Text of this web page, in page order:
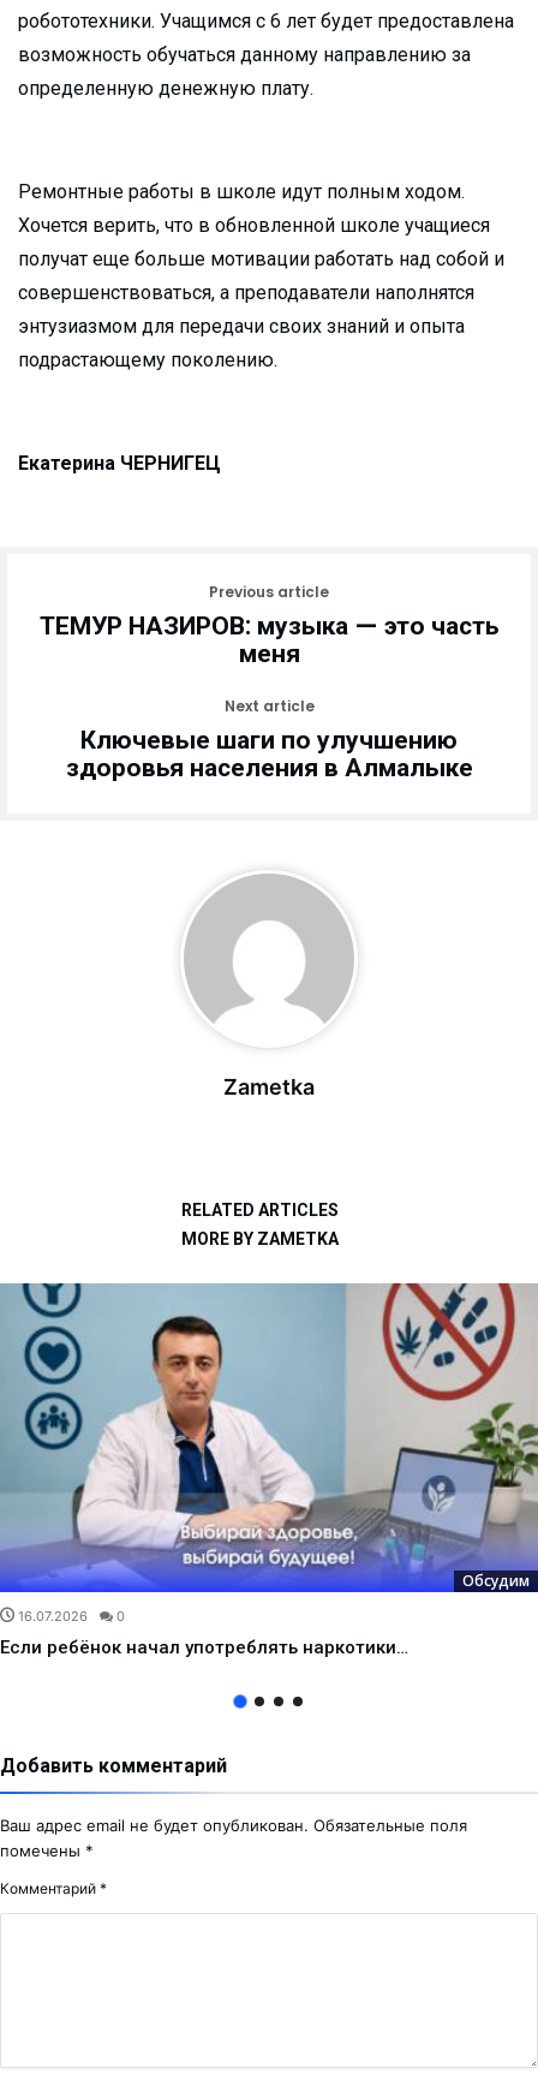
робототехники. Учащимся с 6 лет будет предоставлена
возможность обучаться данному направлению за
определенную денежную плату.
Ремонтные работы в школе идут полным ходом.
Хочется верить, что в обновленной школе учащиеся
получат еще больше мотивации работать над собой и
совершенствоваться, а преподаватели наполнятся
энтузиазмом для передачи своих знаний и опыта
подрастающему поколению.
Екатерина ЧЕРНИГЕЦ
Previous article
ТЕМУР НАЗИРОВ: музыка — это часть
меня
Next article
Ключевые шаги по улучшению
здоровья населения в Алмалыке
Zametka
RELATED ARTICLES
MORE BY ZAMETKA
Обсудим
16.07.2026 0
Если ребёнок начал употреблять наркотики…
Добавить комментарий
Ваш адрес email не будет опубликован. Обязательные поля
помечены *
Комментарий *